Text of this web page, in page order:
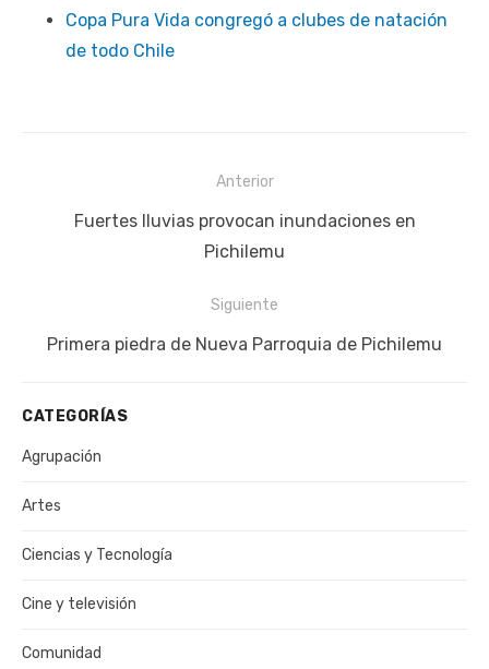
Copa Pura Vida congregó a clubes de natación
de todo Chile
Anterior
Publicación
Fuertes lluvias provocan inundaciones en
Pichilemu
Siguiente
Siguiente
Primera piedra de Nueva Parroquia de Pichilemu
CATEGORÍAS
Agrupación
Artes
Ciencias y Tecnología
Cine y televisión
Comunidad